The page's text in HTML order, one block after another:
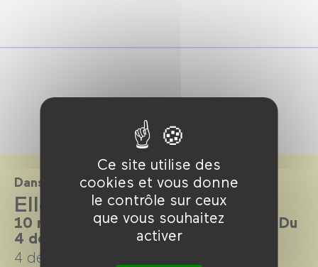
Ce site utilise des
cookies et vous donne
le contrôle sur ceux
que vous souhaitez
activer
Dans le cadre de
Elles sont là pour rester
10 réalisatrices aujourd’hui en France. Du
4 décembre 2024 au 6 avril 2025.
4 décembre 2024 →